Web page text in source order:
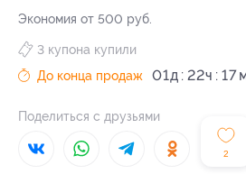
Экономия от 500 руб.
2
3 купона купили
До конца продаж
01д 22ч 17
Поделиться с друзьями